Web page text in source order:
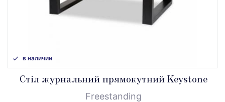
в наличии
Стіл журнальний прямокутний Keystone
Freestanding